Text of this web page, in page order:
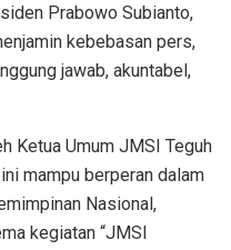
Prabowo Subianto,
kebebasan pers,
jawab, akuntabel,
Ketua Umum JMSI Teguh
mampu berperan dalam
Nasional,
kegiatan “JMSI